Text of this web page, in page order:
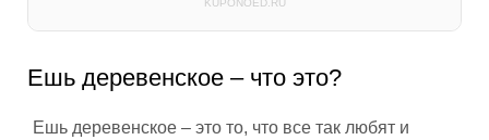
KUPONOED.RU
Ешь деревенское – что это?
Ешь деревенское – это то, что все так любят и